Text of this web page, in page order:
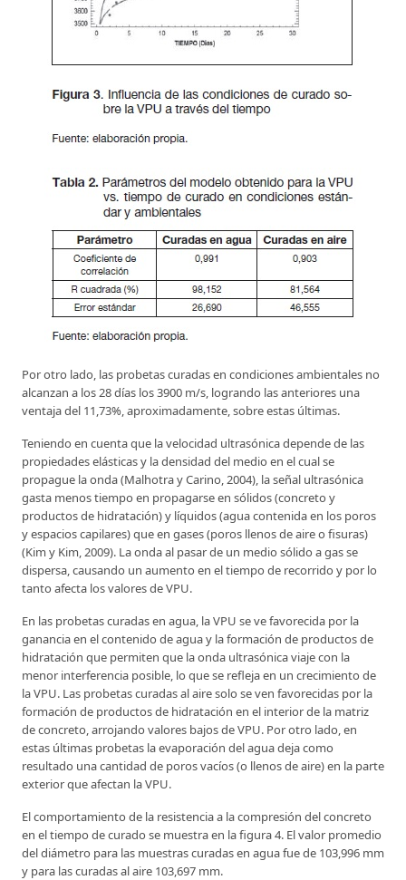
Por otro lado, las probetas curadas en condiciones ambientales no
alcanzan a los 28 días los 3900 m/s, logrando las anteriores una
ventaja del 11,73%, aproximadamente, sobre estas últimas.
Teniendo en cuenta que la velocidad ultrasónica depende de las
propiedades elásticas y la densidad del medio en el cual se
propague la onda (Malhotra y Carino, 2004), la señal ultrasónica
gasta menos tiempo en propagarse en sólidos (concreto y
productos de hidratación) y líquidos (agua contenida en los poros
y espacios capilares) que en gases (poros llenos de aire o fisuras)
(Kim y Kim, 2009). La onda al pasar de un medio sólido a gas se
dispersa, causando un aumento en el tiempo de recorrido y por lo
tanto afecta los valores de VPU.
En las probetas curadas en agua, la VPU se ve favorecida por la
ganancia en el contenido de agua y la formación de productos de
hidratación que permiten que la onda ultrasónica viaje con la
menor interferencia posible, lo que se refleja en un crecimiento de
la VPU. Las probetas curadas al aire solo se ven favorecidas por la
formación de productos de hidratación en el interior de la matriz
de concreto, arrojando valores bajos de VPU. Por otro lado, en
estas últimas probetas la evaporación del agua deja como
resultado una cantidad de poros vacíos (o llenos de aire) en la parte
exterior que afectan la VPU.
El comportamiento de la resistencia a la compresión del concreto
en el tiempo de curado se muestra en la figura 4. El valor promedio
del diámetro para las muestras curadas en agua fue de 103,996 mm
y para las curadas al aire 103,697 mm.